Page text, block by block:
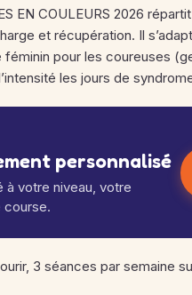
EN COULEURS 2026
et récupération. Il
pour les coureuses
les jours de
personnalisé
à votre niveau, votre
3 séances par semaine